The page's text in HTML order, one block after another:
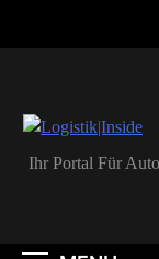
Ihr Portal Für